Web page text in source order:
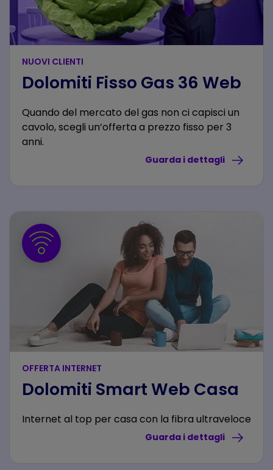
NUOVI CLIENTI
Dolomiti Fisso Gas 36 Web
Quando del mercato del gas non ci capisci un
cavolo, scegli un’offerta a prezzo fisso per 3
anni.
Guarda i dettagli
OFFERTA INTERNET
Dolomiti Smart Web Casa
Internet al top per casa con la fibra ultraveloce
Guarda i dettagli